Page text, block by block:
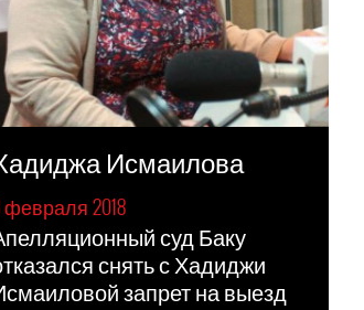
Исмаилова
февраля 2018
суд Баку
снять с Хадиджи
запрет на выезд